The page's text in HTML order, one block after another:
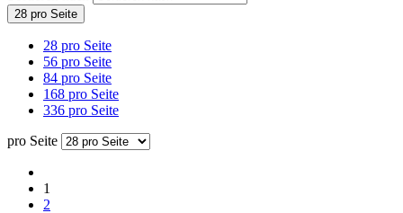
28 pro Seite
28 pro Seite
56 pro Seite
84 pro Seite
168 pro Seite
336 pro Seite
pro Seite
1
2